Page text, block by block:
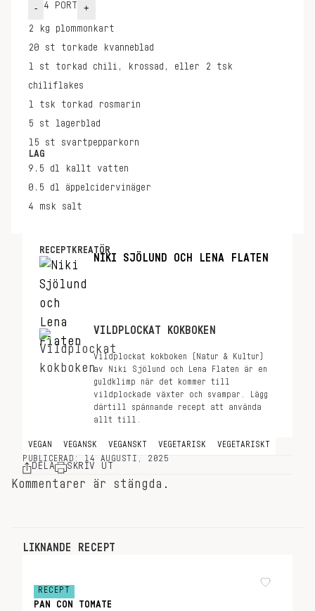
- 4 PORT +
2 kg
plommonkart
20 st
torkade kvanneblad
1 st
torkad chili, krossad, eller 2 tsk
chiliflakes
1 tsk
torkad rosmarin
5 st
lagerblad
15 st
svartpepparkorn
LAG
9.5 dl
kallt vatten
0.5 dl
äppelcidervinäger
4 msk salt
RECEPTKREATÖR
NIKI SJÖLUND OCH LENA FLATEN
VILDPLOCKAT KOKBOKEN
Vildplockat kokboken (Natur & Kultur)
av Niki Sjölund och Lena Flaten är en
guldklimp när det kommer till
vildplockade växter och svampar. Lägg
därtill spännande recept att använda
allt till.
VEGAN VEGANSK VEGANSKT VEGETARISK
VEGETARISKT
PUBLICERAD: 14 AUGUSTI, 2025
DELA SKRIV UT
Kommentarer är stängda.
LIKNANDE RECEPT
RECEPT
PAN CON TOMATE